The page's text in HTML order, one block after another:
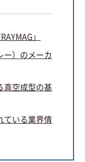
」
ー）のメーカ
真空成型の基
ている業界情